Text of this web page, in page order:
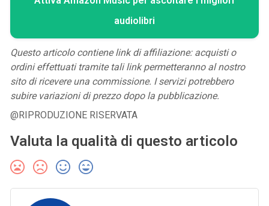
audiolibri
Questo articolo contiene link di affiliazione: acquisti o
ordini effettuati tramite tali link permetteranno al nostro
sito di ricevere una commissione. I servizi potrebbero
subire variazioni di prezzo dopo la pubblicazione.
@RIPRODUZIONE RISERVATA
Valuta la qualità di questo articolo